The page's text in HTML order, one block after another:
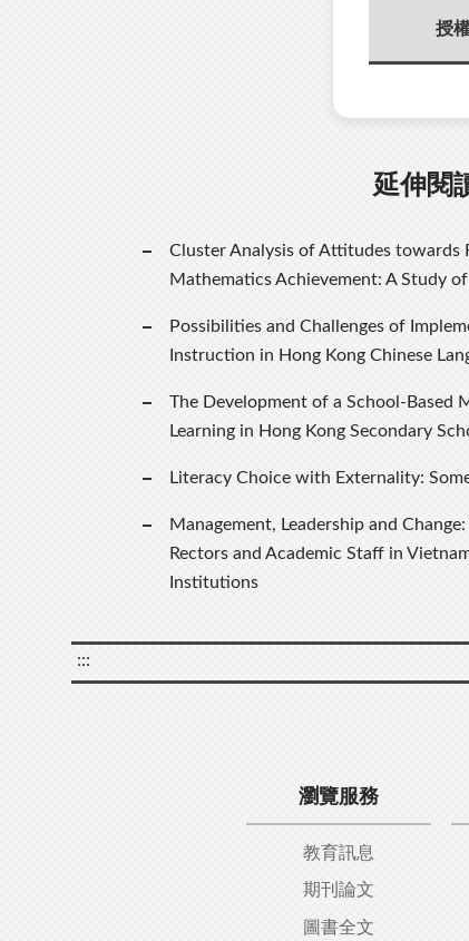
授
延伸閱
Cluster Analysis of Attitudes towards
Mathematics Achievement: A Study
Possibilities and Challenges of
Instruction in Hong Kong Chinese
The Development of a School-Based
Learning in Hong Kong Secondary
Literacy Choice with Externality:
Management, Leadership and
Rectors and Academic Staff in
Institutions
:::
瀏覽服務
教育訊息
期刊論文
圖書全文